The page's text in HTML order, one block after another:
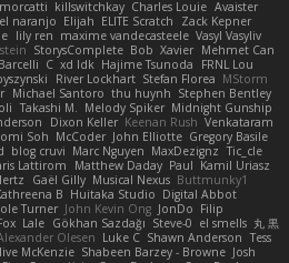
killswitchkay Charles Louie Avaister
naranjo Elijah ELITE Scratch
Zack Kepner
lily ren maxime vandecasteele Vasyl Vasyliv
StorysComplete Bob Xavier Mehmet Can
C xd Idk Hajime Tsunoda
FRNL Lou
River Lockhart Stefan Florea MStorm
Michael Santoro thu huynh Stephen Bentley
Takashi M. Melody Spiker Midnight Gunship
Dixon Keller Keenan Rush Venkataram
Soh McCoder John Elliotte Gregory Basile
blog cruvi Marc Nguyen MaxDezignz Tic_cle
Lattirom Matthew Daday Paul Kamil Uriasz
Gaël Gilly Musical Nexus Buttmunky1
B Huitaka Studio Digital Abbot
Turner John Kevin Ong JonDo Filip
Lale Gökhan Sazdağı Steve-0 el smells 丸 黒
Olesen Luke C Shawn Anderson Tess
McKenzie Shabeen Barzey - Browne Josh